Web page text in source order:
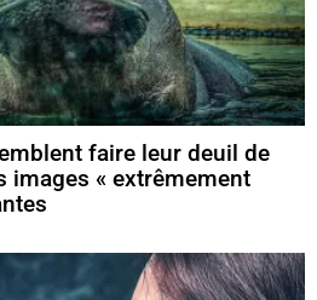
faire leur deuil de
images « extrêmement